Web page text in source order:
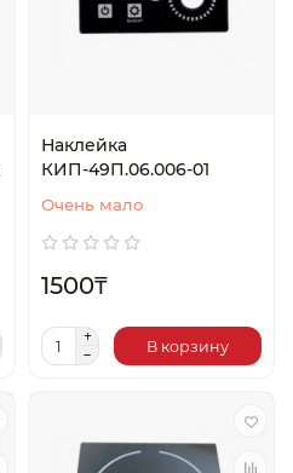
Наклейка
КИП-49П.06.006-01
Очень мало
1500₸
В корзину